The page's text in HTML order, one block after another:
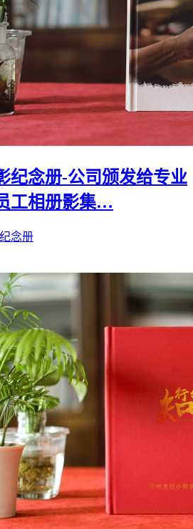
纪念册-公司颁发给专业
工相册影集…
念册